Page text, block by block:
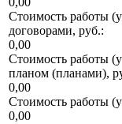
Стоимость работы
договорами, руб.:
0,00
Стоимость работы
планом (планами),
0,00
Стоимость работы
0,00